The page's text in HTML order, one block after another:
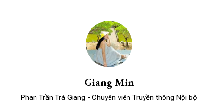
Giang Min
Phan Trần Trà Giang - Chuyên viên Truyền thông Nội bộ